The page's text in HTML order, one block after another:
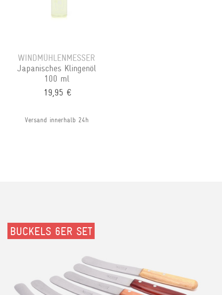
WINDMÜHLENMESSER
Japanisches Klingenöl
100 ml
19,95 €
Versand innerhalb 24h
BUCKELS 6ER SET